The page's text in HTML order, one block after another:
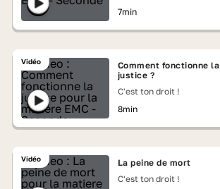
7min
Vidéo
Comment fonctionne la
justice ?
C'est ton droit !
8min
Vidéo
La peine de mort
C'est ton droit !